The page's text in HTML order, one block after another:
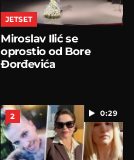
JETSET
Miroslav Ilić se
oprostio od Bore
Đorđevića
0:29
2